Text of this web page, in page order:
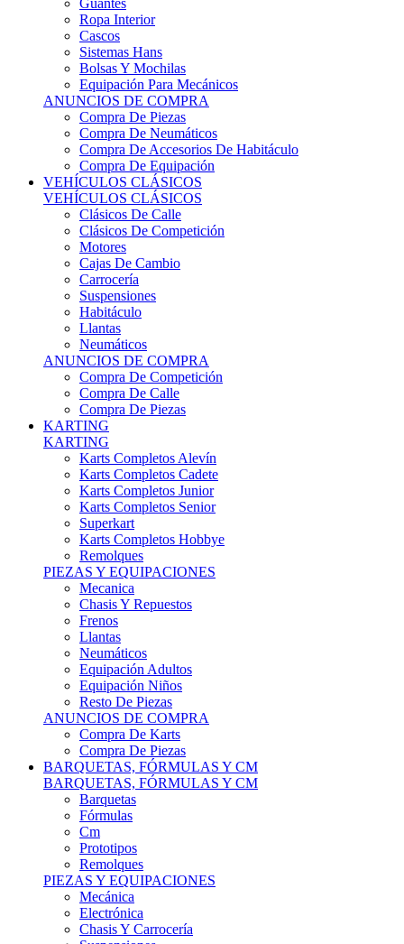
Cascos
Sistemas Hans
Bolsas Y Mochilas
Equipación Para Mecánicos
ANUNCIOS DE COMPRA
Compra De Piezas
Compra De Neumáticos
Compra De Accesorios De Habitáculo
Compra De Equipación
VEHÍCULOS CLÁSICOS
VEHÍCULOS CLÁSICOS
Clásicos De Calle
Clásicos De Competición
Motores
Cajas De Cambio
Carrocería
Suspensiones
Habitáculo
Llantas
Neumáticos
ANUNCIOS DE COMPRA
Compra De Competición
Compra De Calle
Compra De Piezas
KARTING
KARTING
Karts Completos Alevín
Karts Completos Cadete
Karts Completos Junior
Karts Completos Senior
Superkart
Karts Completos Hobbye
Remolques
PIEZAS Y EQUIPACIONES
Mecanica
Chasis Y Repuestos
Frenos
Llantas
Neumáticos
Equipación Adultos
Equipación Niños
Resto De Piezas
ANUNCIOS DE COMPRA
Compra De Karts
Compra De Piezas
BARQUETAS, FÓRMULAS Y CM
BARQUETAS, FÓRMULAS Y CM
Barquetas
Fórmulas
Cm
Prototipos
Remolques
PIEZAS Y EQUIPACIONES
Mecánica
Electrónica
Chasis Y Carrocería
Suspensiones
Frenos